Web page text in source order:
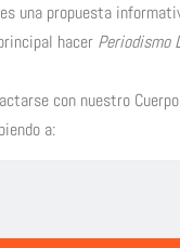
una propuesta
hacer Periodismo
con nuestro
a: